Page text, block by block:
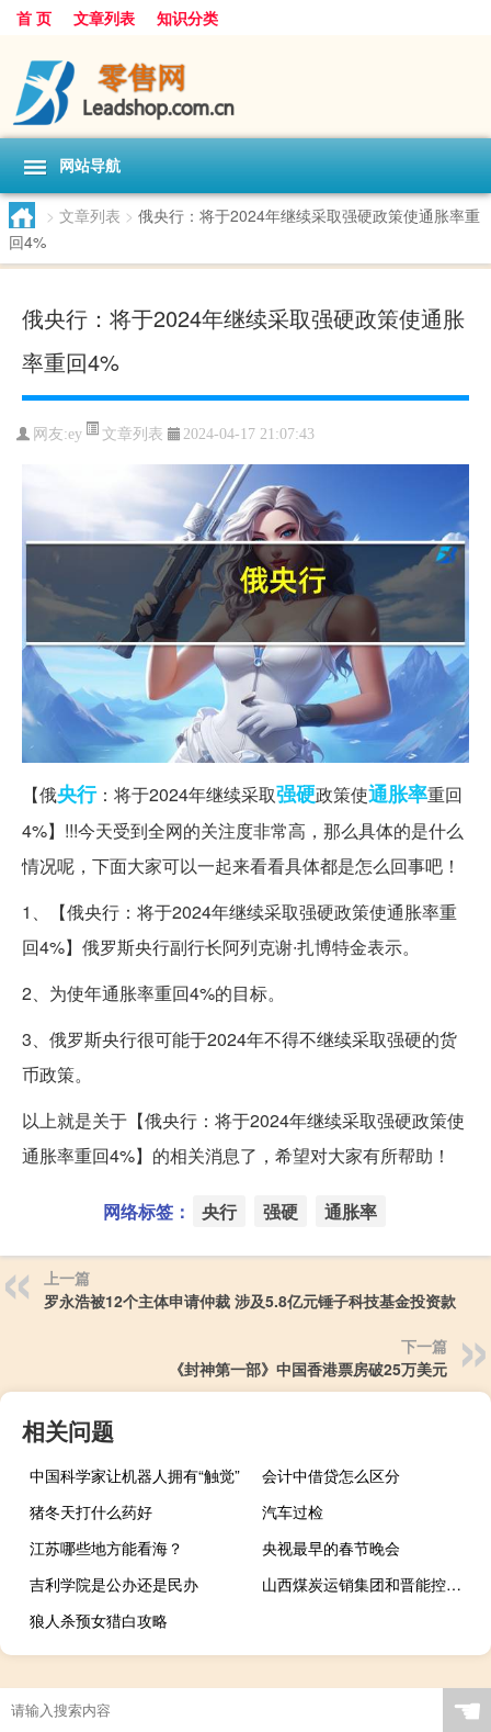
首 页 文章列表 知识分类
网站导航
> 文章列表 > 俄央行：将于2024年继续采取强硬政策使通胀率重
回4%
俄央行：将于2024年继续采取强硬政策使通胀
率重回4%
网友:ey 文章列表 2024-04-17 21:07:43
【俄央行：将于2024年继续采取强硬政策使通胀率重回
4%】!!!今天受到全网的关注度非常高，那么具体的是什么
情况呢，下面大家可以一起来看看具体都是怎么回事吧！
1、【俄央行：将于2024年继续采取强硬政策使通胀率重
回4%】俄罗斯央行副行长阿列克谢∙扎博特金表示。
2、为使年通胀率重回4%的目标。
3、俄罗斯央行很可能于2024年不得不继续采取强硬的货
币政策。
以上就是关于【俄央行：将于2024年继续采取强硬政策使
通胀率重回4%】的相关消息了，希望对大家有所帮助！
网络标签： 央行 强硬 通胀率
上一篇
罗永浩被12个主体申请仲裁 涉及5.8亿元锤子科技基金投资款
下一篇
《封神第一部》中国香港票房破25万美元
相关问题
中国科学家让机器人拥有“触觉”
会计中借贷怎么区分
猪冬天打什么药好
汽车过检
江苏哪些地方能看海？
央视最早的春节晚会
吉利学院是公办还是民办
山西煤炭运销集团和晋能控股集团的关系（山西煤炭运销集团）
狼人杀预女猎白攻略
☚